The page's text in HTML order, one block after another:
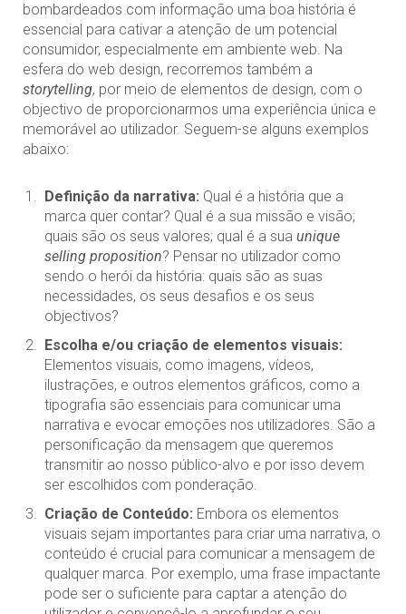
bombardeados com informação uma boa história é
essencial para cativar a atenção de um potencial
consumidor, especialmente em ambiente web. Na
esfera do web design, recorremos também a
storytelling, por meio de elementos de design, com o
objectivo de proporcionarmos uma experiência única e
memorável ao utilizador. Seguem-se alguns exemplos
abaixo:
Definição da narrativa: Qual é a história que a
marca quer contar? Qual é a sua missão e visão;
quais são os seus valores; qual é a sua unique
selling proposition? Pensar no utilizador como
sendo o herói da história: quais são as suas
necessidades, os seus desafios e os seus
objectivos?
Escolha e/ou criação de elementos visuais:
Elementos visuais, como imagens, vídeos,
ilustrações, e outros elementos gráficos, como a
tipografia são essenciais para comunicar uma
narrativa e evocar emoções nos utilizadores. São a
personificação da mensagem que queremos
transmitir ao nosso público-alvo e por isso devem
ser escolhidos com ponderação.
Criação de Conteúdo: Embora os elementos
visuais sejam importantes para criar uma narrativa, o
conteúdo é crucial para comunicar a mensagem de
qualquer marca. Por exemplo, uma frase impactante
pode ser o suficiente para captar a atenção do